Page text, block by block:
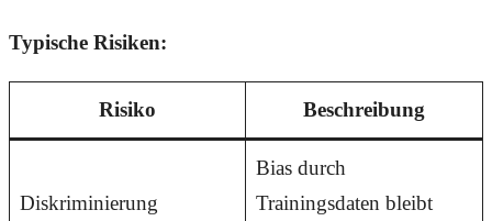
Typische Risiken:
Risiko Beschreibung
Diskriminierung
Bias durch
Trainingsdaten bleibt